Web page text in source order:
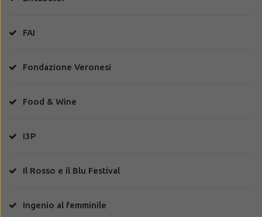
FAI
Fondazione Veronesi
Food & Wine
I3P
Il Rosso e il Blu Festival
Ingenio al femminile